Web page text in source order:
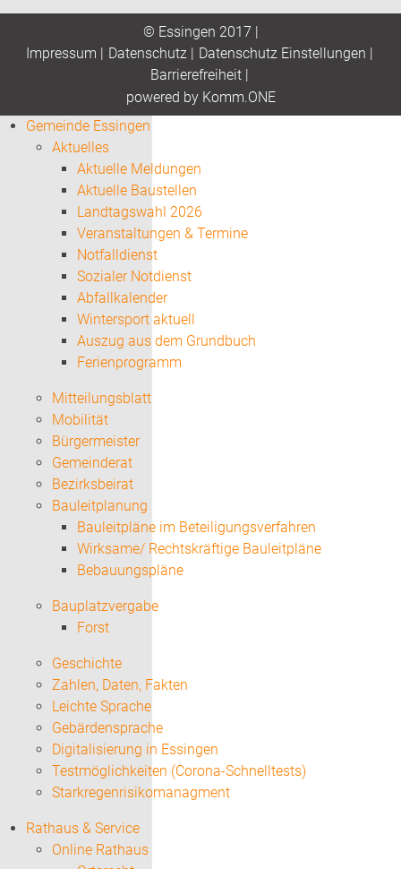
© Essingen 2017 |
Impressum | Datenschutz| Datenschutz Einstellungen |
Barrierefreiheit|
powered by Komm.ONE
Gemeinde Essingen
Aktuelles
Aktuelle Meldungen
Aktuelle Baustellen
Landtagswahl 2026
Veranstaltungen & Termine
Notfalldienst
Sozialer Notdienst
Abfallkalender
Wintersport aktuell
Auszug aus dem Grundbuch
Ferienprogramm
Mitteilungsblatt
Mobilität
Bürgermeister
Gemeinderat
Bezirksbeirat
Bauleitplanung
Bauleitpläne im Beteiligungsverfahren
Wirksame/ Rechtskräftige Bauleitpläne
Bebauungspläne
Bauplatzvergabe
Forst
Geschichte
Zahlen, Daten, Fakten
Leichte Sprache
Gebärdensprache
Digitalisierung in Essingen
Testmöglichkeiten (Corona-Schnelltests)
Starkregenrisikomanagment
Rathaus & Service
Online Rathaus